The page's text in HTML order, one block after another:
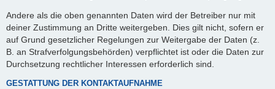
Andere als die oben genannten Daten wird der Betreiber nur mit
deiner Zustimmung an Dritte weitergeben. Dies gilt nicht, sofern er
auf Grund gesetzlicher Regelungen zur Weitergabe der Daten (z.
B. an Strafverfolgungsbehörden) verpflichtet ist oder die Daten zur
Durchsetzung rechtlicher Interessen erforderlich sind.
GESTATTUNG DER KONTAKTAUFNAHME